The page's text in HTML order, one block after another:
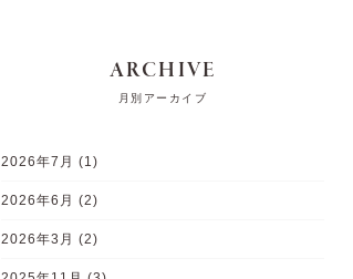
ARCHIVE
月別アーカイブ
2026年7月 (1)
2026年6月 (2)
2026年3月 (2)